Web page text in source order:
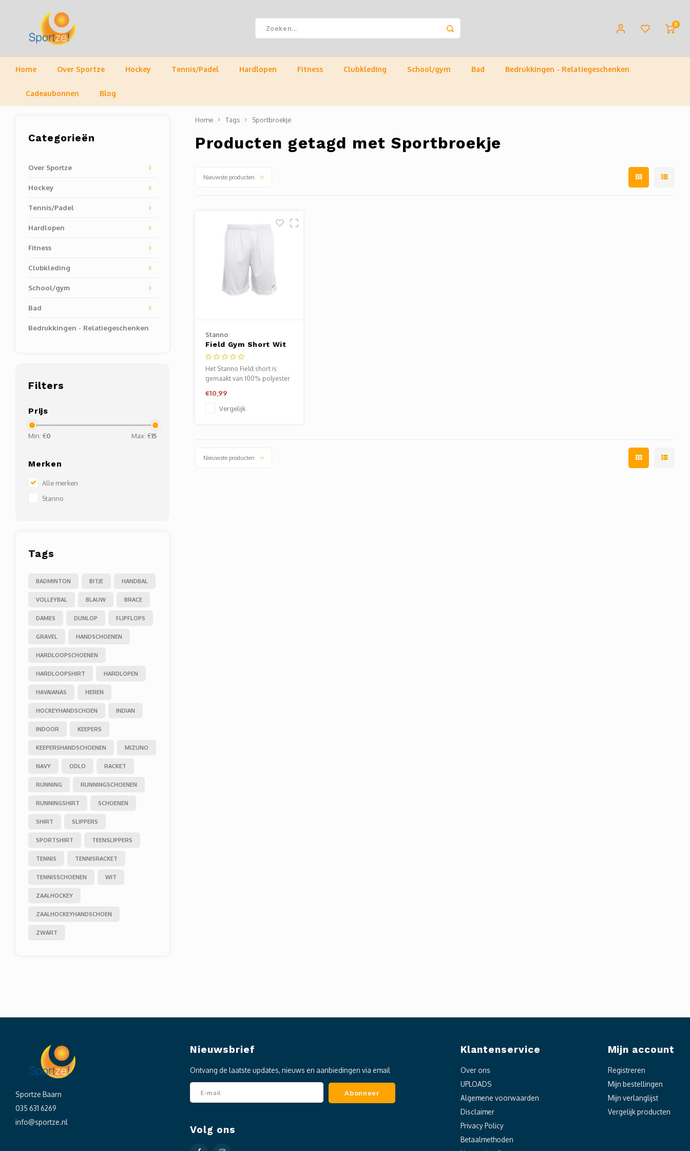
0
Home Over Sportze Hockey Tennis/Padel Hardlopen Fitness Clubkleding School/gym Bad Bedrukkingen - Relatiegeschenken
Cadeaubonnen Blog
Categorieën
Over Sportze
Hockey
Tennis/Padel
Hardlopen
Fitness
Clubkleding
School/gym
Bad
Bedrukkingen - Relatiegeschenken
Filters
Prijs
Min: €0 Max: €15
Merken
Alle merken
Stanno
Tags
BADMINTON BITJE HANDBAL
VOLLEYBAL BLAUW BRACE
DAMES DUNLOP FLIPFLOPS
GRAVEL HANDSCHOENEN
HARDLOOPSCHOENEN
HARDLOOPSHIRT HARDLOPEN
HAVAIANAS HEREN
HOCKEYHANDSCHOEN INDIAN
INDOOR KEEPERS
KEEPERSHANDSCHOENEN MIZUNO
NAVY ODLO RACKET
RUNNING RUNNINGSCHOENEN
RUNNINGSHIRT SCHOENEN
SHIRT SLIPPERS
SPORTSHIRT TEENSLIPPERS
TENNIS TENNISRACKET
TENNISSCHOENEN WIT
ZAALHOCKEY
ZAALHOCKEYHANDSCHOEN
ZWART
Home Tags Sportbroekje
Producten getagd met Sportbroekje
Nieuwste producten
Stanno
Field Gym Short Wit
Het Stanno Field short is
gemaakt van 100% polyester
€10,99
Vergelijk
Nieuwste producten
Sportze Baarn
035 631 6269
info@sportze.nl
Nieuwsbrief
Ontvang de laatste updates, nieuws en aanbiedingen via email
Abonneer
Volg ons
Klantenservice
Over ons
UPLOADS
Algemene voorwaarden
Disclaimer
Privacy Policy
Betaalmethoden
Mijn account
Registreren
Mijn bestellingen
Mijn verlanglijst
Vergelijk producten